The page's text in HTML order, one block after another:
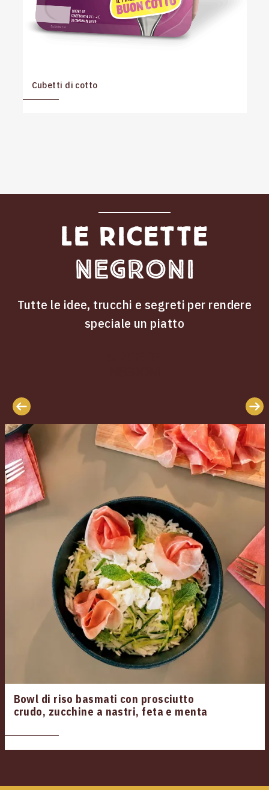
Cubetti di cotto
Le ricette
Negroni
Tutte le idee, trucchi e segreti per rendere
speciale un piatto
Bowl di riso basmati con prosciutto
crudo, zucchine a nastri, feta e menta